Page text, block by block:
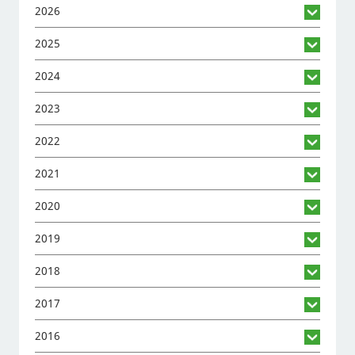
2026
2025
2024
2023
2022
2021
2020
2019
2018
2017
2016